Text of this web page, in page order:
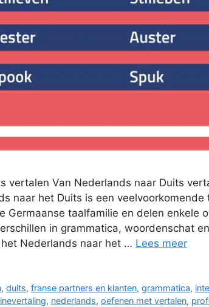
vertalen Van Nederlands naar Duits
naar het Duits is een
Germaanse taalfamilie en delen enkele
in grammatica, woordenschat
Nederlands naar het … Lees meer
,duits,franse partners en klanten,grammatica,
, nederlands, oefenen met vertalen,